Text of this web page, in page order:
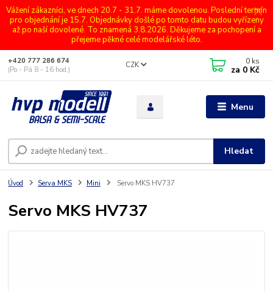
Vážení zákazníci, ve dnech 20.7 - 31.7. máme dovolenou. Poslední termín
pro objednání je 15.7. Objednávky došlé po tomto datu budou vyřízeny
až po naší dovolené. To znamená 3.8.2026. Děkujeme za pochopení a
přejeme pěkné celé modelářské léto.
Menu
CZK
Hledat
+420 777 286 674
(Po - Pá 8 - 16 hod.)
0 ks
za 0 Kč
Úvod Serva MKS Mini Servo MKS HV737
Servo MKS HV737